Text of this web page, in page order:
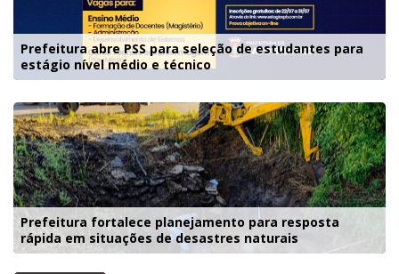
Prefeitura abre PSS para seleção de estudantes para
estágio nível médio e técnico
Prefeitura fortalece planejamento para resposta
rápida em situações de desastres naturais